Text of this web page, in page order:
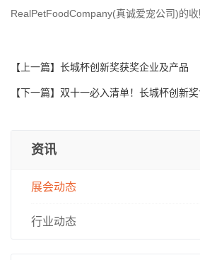
RealPetFoodCompany(真诚爱宠公司)的收
【上一篇】 长城杯创新奖获奖企业及产品
【下一篇】 双十一必入清单！长城杯创新奖
资讯
展会动态
行业动态